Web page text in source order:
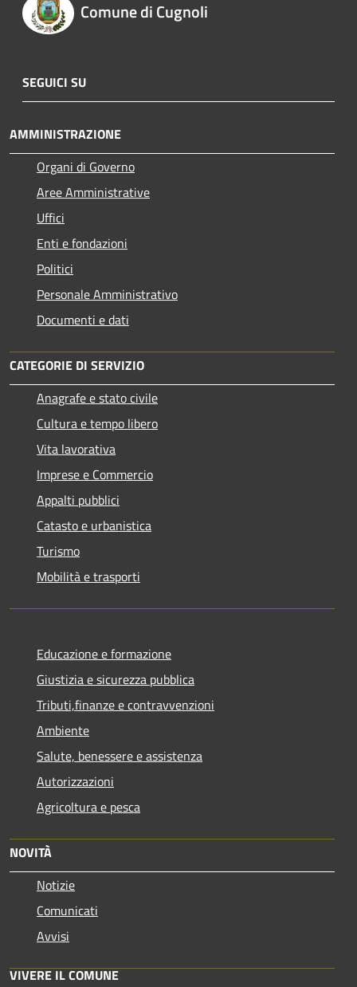
Comune di Cugnoli
SEGUICI SU
AMMINISTRAZIONE
Organi di Governo
Aree Amministrative
Uffici
Enti e fondazioni
Politici
Personale Amministrativo
Documenti e dati
CATEGORIE DI SERVIZIO
Anagrafe e stato civile
Cultura e tempo libero
Vita lavorativa
Imprese e Commercio
Appalti pubblici
Catasto e urbanistica
Turismo
Mobilità e trasporti
Educazione e formazione
Giustizia e sicurezza pubblica
Tributi,finanze e contravvenzioni
Ambiente
Salute, benessere e assistenza
Autorizzazioni
Agricoltura e pesca
NOVITÀ
Notizie
Comunicati
Avvisi
VIVERE IL COMUNE